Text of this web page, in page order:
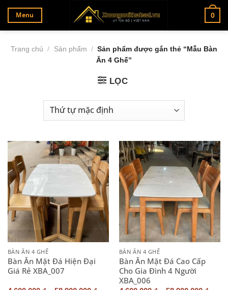
Bỏ
qua
nội
dung
Menu 0
Trang chủ / Sản phẩm / Sản phẩm được gắn thẻ “Mẫu Bàn
Ăn 4 Ghế”
LỌC
BÀN ĂN 4 GHẾ
Bàn Ăn Mặt Đá Hiện Đại
Giá Rẻ XBA_007
BÀN ĂN 4 GHẾ
Bàn Ăn Mặt Đá Cao Cấp
Cho Gia Đình 4 Người
XBA_006